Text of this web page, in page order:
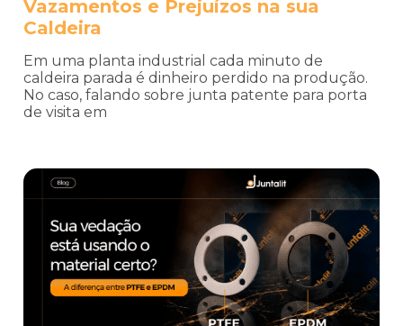
Vazamentos e Prejuízos na sua
Caldeira
Em uma planta industrial cada minuto de
caldeira parada é dinheiro perdido na produção.
No caso, falando sobre junta patente para porta
de visita em